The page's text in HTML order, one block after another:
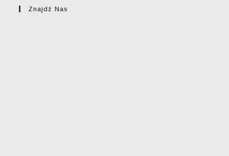
Znajdź Nas